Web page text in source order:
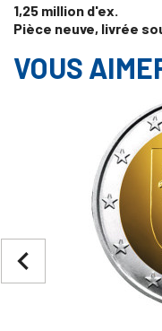
1,25 million d'ex.
Pièce neuve, livrée
VOUS
navigate_before